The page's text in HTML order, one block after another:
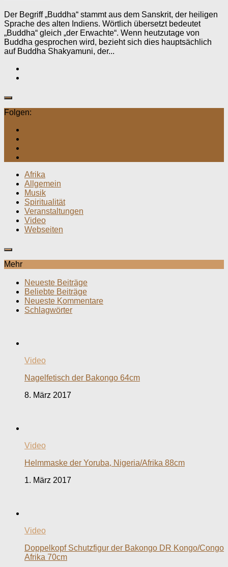
Der Begriff „Buddha“ stammt aus dem Sanskrit, der heiligen
Sprache des alten Indiens. Wörtlich übersetzt bedeutet
„Buddha“ gleich „der Erwachte“. Wenn heutzutage von
Buddha gesprochen wird, bezieht sich dies hauptsächlich
auf Buddha Shakyamuni, der...
Folgen:
Afrika
Allgemein
Musik
Spiritualität
Veranstaltungen
Video
Webseiten
Mehr
Neueste Beiträge
Beliebte Beiträge
Neueste Kommentare
Schlagwörter
Video
Nagelfetisch der Bakongo 64cm
8. März 2017
Video
Helmmaske der Yoruba, Nigeria/Afrika 88cm
1. März 2017
Video
Doppelkopf Schutzfigur der Bakongo DR Kongo/Congo
Afrika 70cm